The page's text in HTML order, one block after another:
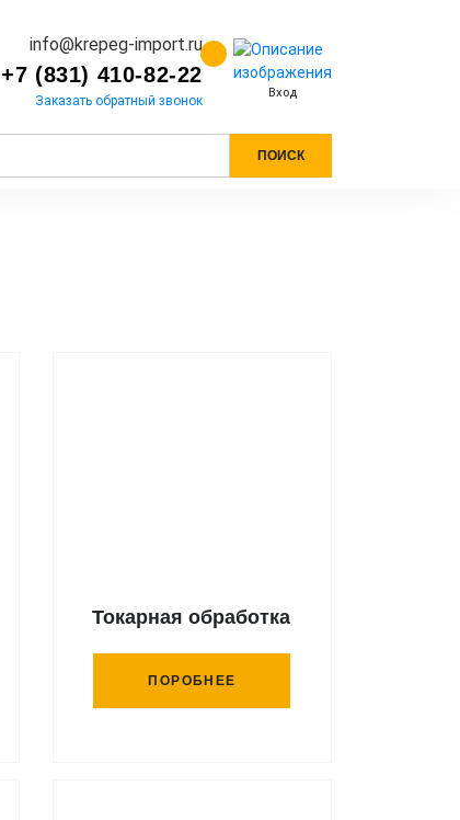
info@krepeg-import.ru
+7 (831) 410-82-22
Заказать обратный звонок Вход
ПОИСК
Токарная обработка
ПОРОБНЕЕ